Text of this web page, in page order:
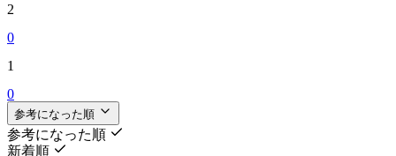
2
0
1
0
参考になった順
参考になった順
新着順